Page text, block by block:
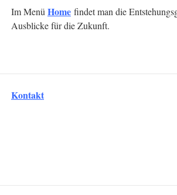
Im Menü Home findet man die
Ausblicke für die Zukunft.
Kontakt